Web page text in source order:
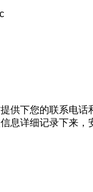
供下您的联系电话
息详细记录下来，